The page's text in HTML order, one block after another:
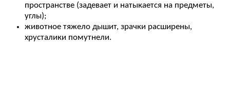
пространстве (задевает и натыкается на предметы,
углы);
животное тяжело дышит, зрачки расширены,
хрусталики помутнели.